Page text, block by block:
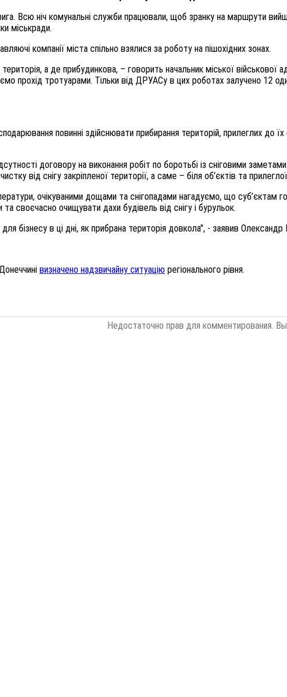
Всю ніч комунальні служби працювали, щоб зранку на маршрути
міськради.
компанії міста спільно взялися за роботу на пішохідних зонах.
а де прибудинкова, – говорить начальник міської військової
прохід тротуарами. Тільки від ДРУАСу в цих роботах залучено 12
повинні здійснювати прибирання територій, прилеглих до
договору на виконання робіт по боротьбі із сніговими
від снігу закріпленої території, а саме – біля об’єктів та
очікуваними дощами та снігопадами нагадуємо, що суб’єктам
своєчасно очищувати дахи будівель від снігу і бурульок.
бізнесу в ці дні, як прибрана територія довкола", - заявив Олександр
визначено надзвичайну ситуацію регіонального рівня.
Недостаточно прав для комментирования.